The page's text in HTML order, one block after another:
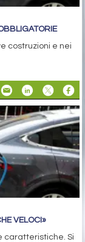
costruzioni e nei
VELOCI»
caratteristiche. Si